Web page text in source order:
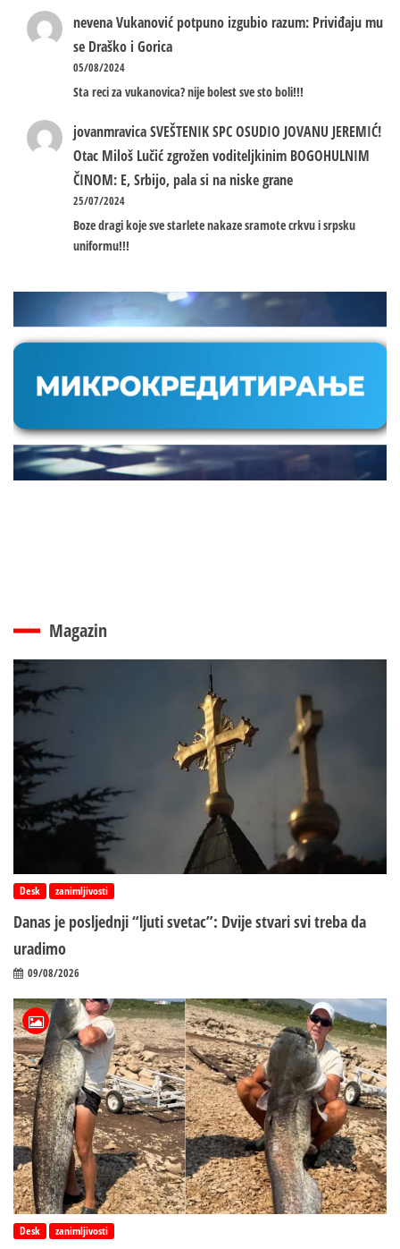
nevenaVukanović potpuno izgubio razum: Priviđaju mu
se Draško i Gorica
05/08/2024
Sta reci za vukanovica? nije bolest sve sto boli!!!
jovanmravicaSVEŠTENIK SPC OSUDIO JOVANU JEREMIĆ!
Otac Miloš Lučić zgrožen voditeljkinim BOGOHULNIM
ČINOM: E, Srbijo, pala si na niske grane
25/07/2024
Boze dragi koje sve starlete nakaze sramote crkvu i srpsku
uniformu!!!
Magazin
Desk zanimljivosti
Danas je posljednji “ljuti svetac”: Dvije stvari svi treba da
uradimo
09/08/2026
Desk zanimljivosti